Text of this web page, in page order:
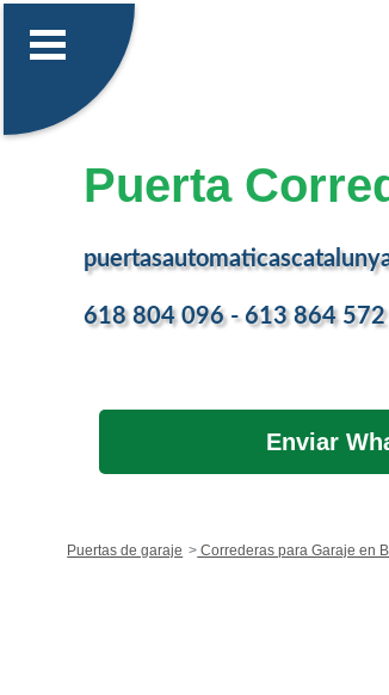
Puerta
618 804 096 - 613 864 572
Enviar
Puertas de garaje Correderas para Garaje en